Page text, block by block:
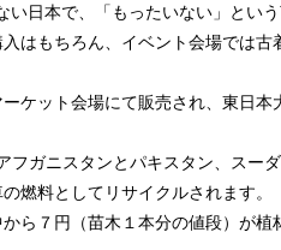
日本で、「もったいない」とい
はもちろん、イベント会場では
ケット会場にて販売され、東日
ガニスタンとパキスタン、スー
燃料としてリサイクルされます。
ら７円（苗木１本分の値段）が